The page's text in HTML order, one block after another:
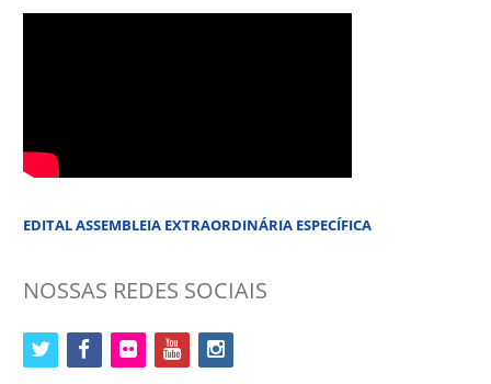
EDITAL ASSEMBLEIA EXTRAORDINÁRIA ESPECÍFICA
NOSSAS REDES SOCIAIS
twitter facebookflickr youtubeinstagram